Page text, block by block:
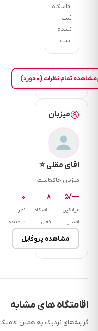
اقامتگاه
ثبت
نشده
است.
مشاهده تمام نظرات (۰ مورد)
میزبان
اقای مقلی ⭐
میزبان جاکجاست
—/۵
میانگین
امتیاز
۸
اقامتگاه
فعال
۰
نظر
ثبت‌شده
مشاهده پروفایل
اقامتگاه های مشابه
گزینه‌های نزدیک به همین